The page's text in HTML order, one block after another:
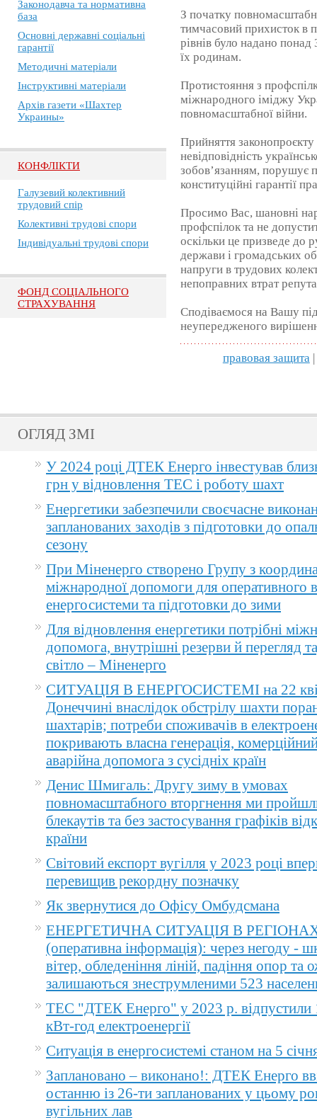
Законодавча та нормативна
база
Основні державні соціальні
гарантії
Методичні матеріали
Інструктивні матеріали
Архів газети «Шахтер
Украины»
КОНФЛІКТИ
Галузевий колективний
трудовий спір
Колективні трудові спори
Індивідуальні трудові спори
ФОНД СОЦІАЛЬНОГО
СТРАХУВАННЯ
З початку
тимчасовий прихисток в
рівнів було надано
їх родинам.
Протистояння з
міжнародного іміджу
повномасштабної війни.
Прийняття
невідповідність
зобов’язанням, порушує
конституційні гарантії
Просимо Вас, шановні
профспілок та не
оскільки це призведе до
держави і громадських
напруги в трудових
непоправних втрат
Сподіваємося на Вашу
неупередженого
правовая защита|
ОГЛЯД ЗМІ
У 2024 році ДТЕК Енерго інвестував
грн у відновлення ТЕС і роботу шахт
Енергетики забезпечили своєчасне
запланованих заходів з підготовки до
сезону
При Міненерго створено Групу з
міжнародної допомоги для оперативного
енергосистеми та підготовки до зими
Для відновлення енергетики потрібні
допомога, внутрішні резерви й перегляд
світло – Міненерго
СИТУАЦІЯ В ЕНЕРГОСИСТЕМІ на 22
Донеччині внаслідок обстрілу шахти
шахтарів; потреби споживачів в
покривають власна генерація,
аварійна допомога з сусідніх країн
Денис Шмигаль: Другу зиму в умовах
повномасштабного вторгнення ми
блекаутів та без застосування графіків
країни
Світовий експорт вугілля у 2023 році
перевищив рекордну позначку
Як звернутися до Офісу Омбудсмана
ЕНЕРГЕТИЧНА СИТУАЦІЯ В
(оперативна інформація): через негоду -
вітер, обледеніння ліній, падіння опор та
залишаються знеструмленими 523
ТЕС "ДТЕК Енерго" у 2023 р. відпустили
кВт-год електроенергії
Ситуація в енергосистемі станом на 5
Заплановано – виконано!: ДТЕК Енерго
останню із 26-ти запланованих у цьому
вугільних лав